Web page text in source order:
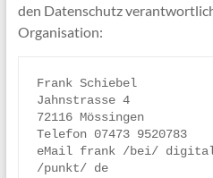
den Datenschutz
Organisation:
Frank Schiebel
Jahnstrasse 4
72116 Mössingen
Telefon 07473 9520783
eMail frank /bei/ digital-
/punkt/ de